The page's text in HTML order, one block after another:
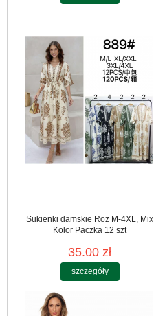
Sukienki damskie Roz M-4XL, Mix
Kolor Paczka 12 szt
35.00 zł
szczegóły